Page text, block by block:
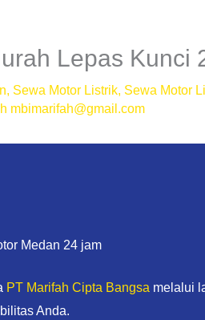
Lepas Kunci
, Sewa Motor Listrik, Sewa Motor
mbimarifah@gmail.com
Medan 24 jam
PT Marifah Cipta Bangsa melalui
Anda.